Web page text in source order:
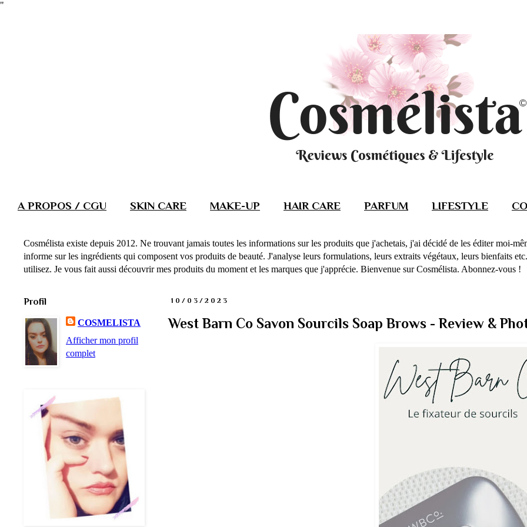
"
A PROPOS / CGU SKIN CARE MAKE-UP HAIR CARE PARFUM LIFESTYLE
Cosmélista existe depuis 2012. Ne trouvant jamais toutes les informations sur les produits que j'achetais, j'ai décidé de les éditer moi-
informe sur les ingrédients qui composent vos produits de beauté. J'analyse leurs formulations, leurs extraits végétaux, leurs bienfaits
utilisez. Je vous fait aussi découvrir mes produits du moment et les marques que j'apprécie. Bienvenue sur Cosmélista. Abonnez-vous !
10/03/2023
West Barn Co Savon Sourcils Soap Brows - Review &
Profil
COSMELISTA
Afficher mon profil
complet